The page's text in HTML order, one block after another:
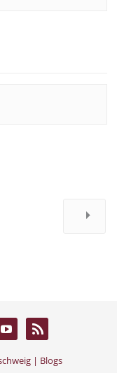
| Blogs